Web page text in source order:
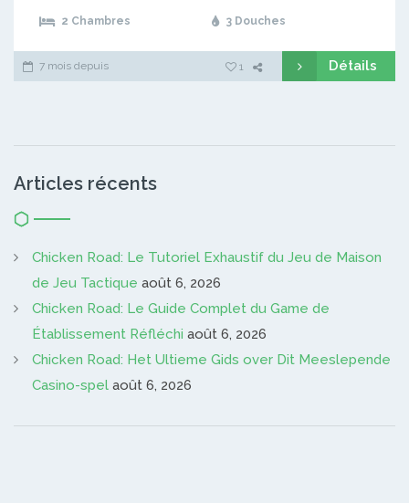
2 Chambres 3 Douches
7 mois depuis 1 Détails
Articles récents
Chicken Road: Le Tutoriel Exhaustif du Jeu de Maison
de Jeu Tactique août 6, 2026
Chicken Road: Le Guide Complet du Game de
Établissement Réfléchi août 6, 2026
Chicken Road: Het Ultieme Gids over Dit Meeslepende
Casino-spel août 6, 2026